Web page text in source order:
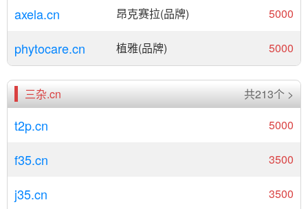
axela.cn 昂克赛拉(品牌) 5000
phytocare.cn 植雅(品牌) 5000
三杂.cn 共213个 >
t2p.cn 5000
f35.cn 3500
j35.cn 3500